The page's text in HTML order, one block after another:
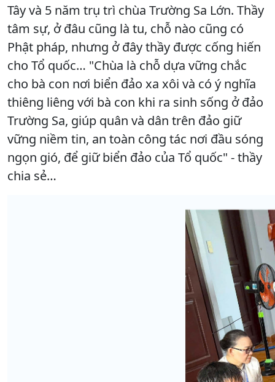
Tây và 5 năm trụ trì chùa Trường Sa Lớn. Thầy
tâm sự, ở đâu cũng là tu, chỗ nào cũng có
Phật pháp, nhưng ở đây thầy được cống hiến
cho Tổ quốc… "Chùa là chỗ dựa vững chắc
cho bà con nơi biển đảo xa xôi và có ý nghĩa
thiêng liêng với bà con khi ra sinh sống ở đảo
Trường Sa, giúp quân và dân trên đảo giữ
vững niềm tin, an toàn công tác nơi đầu sóng
ngọn gió, để giữ biển đảo của Tổ quốc" - thầy
chia sẻ…